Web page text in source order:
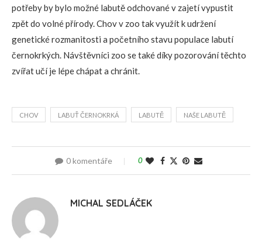
potřeby by bylo možné labutě odchované v zajetí vypustit
zpět do volné přírody. Chov v zoo tak využít k udržení
genetické rozmanitosti a početního stavu populace labutí
černokrkých. Návštěvníci zoo se také díky pozorování těchto
zvířat učí je lépe chápat a chránit.
CHOV LABUŤ ČERNOKRKÁ LABUTĚ NAŠE LABUTĚ
0 komentáře 0
MICHAL SEDLÁČEK